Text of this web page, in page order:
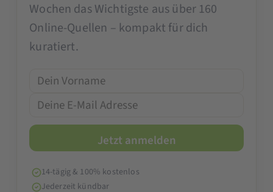
Wochen das Wichtigste aus über 160
Online-Quellen – kompakt für dich
kuratiert.
14-tägig & 100% kostenlos
Jederzeit kündbar